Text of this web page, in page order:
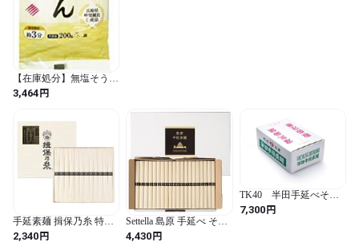
【在庫処分】無塩そうめ
ん 国産小麦使用 10袋セ
ット (200グラム (x 10) /
3,464円
手延素麺 揖保乃糸 特級
品 黒帯 そうめん ギフト
50ｇ×12束 化粧紙箱
2,340円
Settella 島原 手延べ そう
めん 50g×40束 2kg 自宅
用 お中元 ギフト 初盆 保
4,430円
TK40 半田手延べそう
めん 5kg 50束 ダンボ
ール箱入り
7,300円